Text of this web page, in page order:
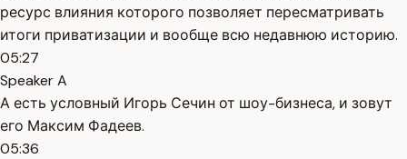
ресурс влияния которого позволяет пересматривать
итоги приватизации и вообще всю недавнюю историю.
05:27
Speaker A
А есть условный Игорь Сечин от шоу-бизнеса, и зовут
его Максим Фадеев.
05:36